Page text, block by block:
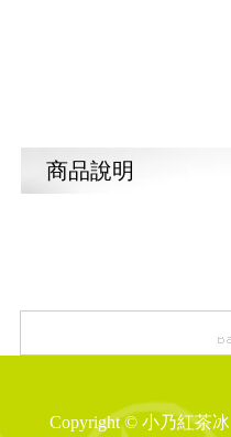
商品說明
Copyright © 小乃紅茶冰